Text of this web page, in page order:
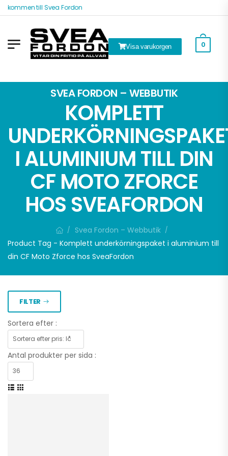
till Svea Fordon
Visa varukorgen 0
SVEA FORDON – WEBBUTIK
KOMPLETT
I ALUMINIUM TILL DIN
CF MOTO ZFORCE
HOS SVEAFORDON
/ Svea Fordon – Webbutik /
Product Tag - Komplett underkörningspaket i aluminium till
din CF Moto Zforce hos SveaFordon
FILTER
Sortera efter :
Antal produkter per sida :